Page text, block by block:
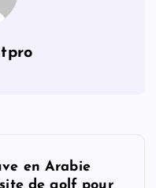
en Arabie
de golf pour